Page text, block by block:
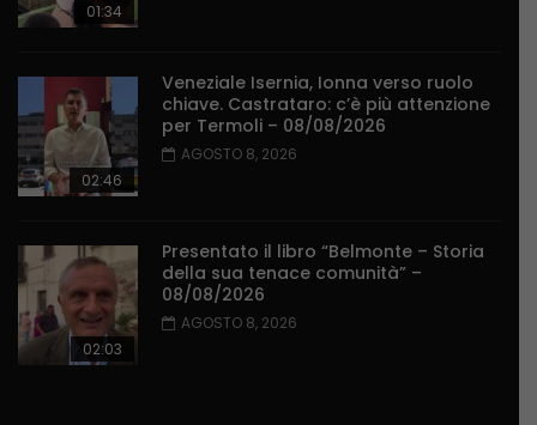
01:34
02:46
Veneziale Isernia, Ionna verso ruolo
chiave. Castrataro: c’è più attenzione
per Termoli – 08/08/2026
AGOSTO 8, 2026
02:03
Presentato il libro “Belmonte – Storia
della sua tenace comunità” –
08/08/2026
AGOSTO 8, 2026